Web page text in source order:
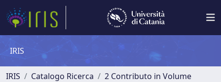
IRIS
IRIS Catalogo Ricerca
2 Contributo in Volume